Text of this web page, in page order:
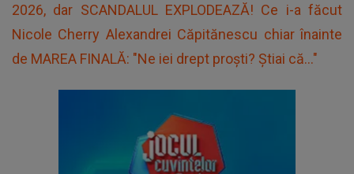
2026, dar SCANDALUL EXPLODEAZĂ! Ce i-a făcut
Nicole Cherry Alexandrei Căpitănescu chiar înainte
de MAREA FINALĂ: "Ne iei drept proști? Știai că..."